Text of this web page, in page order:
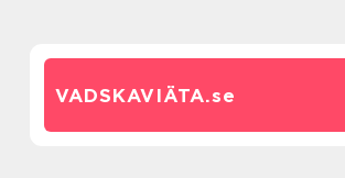
VADSKAVIÄTA.se